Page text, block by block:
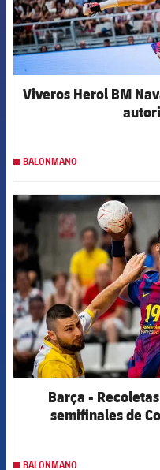
Viveros Herol BM
BALONMANO
Barça -
semifinales de
BALONMANO